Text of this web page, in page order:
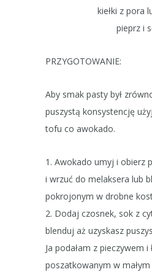
kiełki z pora
pieprz i
PRZYGOTOWANIE:
Aby smak pasty był
puszystą konsystencję
tofu co awokado.
1. Awokado umyj i obierz
i wrzuć do melaksera lub
pokrojonym w drobne
2. Dodaj czosnek, sok z
blenduj aż uzyskasz
Ja podałam z pieczywem
poszatkowanym w